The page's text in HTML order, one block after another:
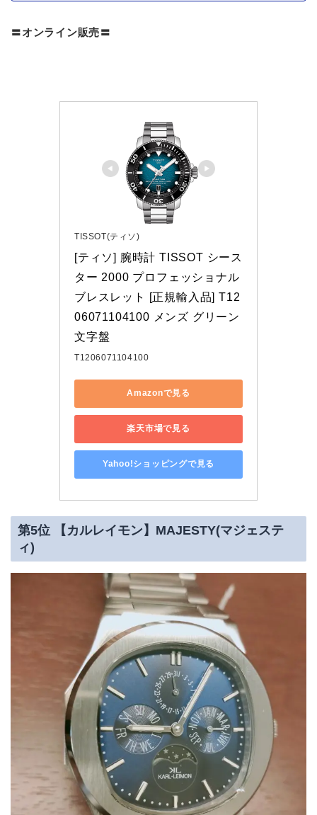
〓オンライン販売〓
TISSOT(ティソ)
[ティソ] 腕時計 TISSOT シース
ター 2000 プロフェッショナル
ブレスレット [正規輸入品] T12
06071104100 メンズ グリーン
文字盤
T1206071104100
Amazonで見る
楽天市場で見る
Yahoo!ショッピングで見る
第5位 【カルレイモン】MAJESTY(マジェステ
ィ)